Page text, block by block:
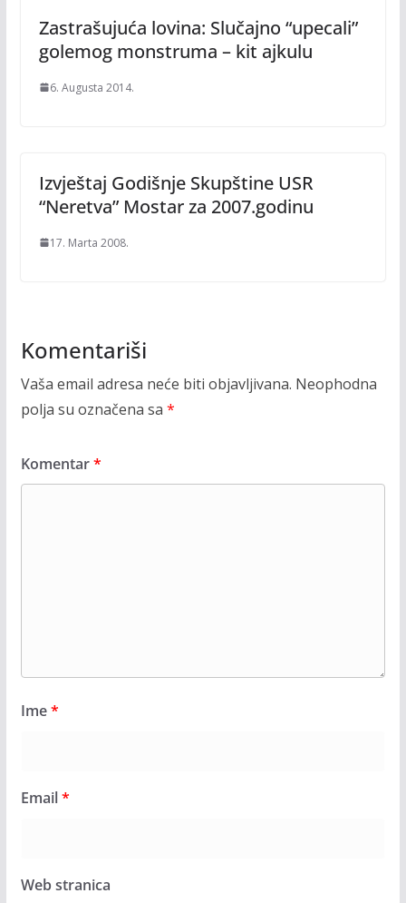
Zastrašujuća lovina: Slučajno “upecali”
golemog monstruma – kit ajkulu
6. Augusta 2014.
Izvještaj Godišnje Skupštine USR
“Neretva” Mostar za 2007.godinu
17. Marta 2008.
Komentariši
Vaša email adresa neće biti objavljivana. Neophodna
polja su označena sa *
Komentar*
Ime*
Email*
Web stranica